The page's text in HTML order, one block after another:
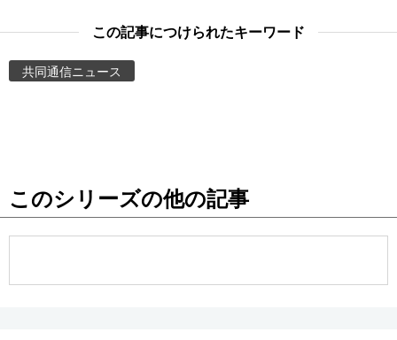
お知らせ
この記事につけられたキーワード
共同通信ニュース
このシリーズの他の記事